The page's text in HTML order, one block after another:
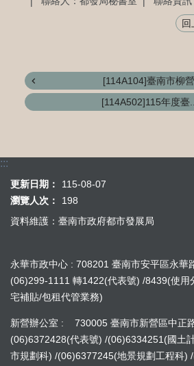
[114A104]臺南市柳
[114A502]115年度臺
:::
更新日期：
115-08-07
瀏覽人次：
198
資料維護：臺南市政府都市發展局
永華市政中心 : 708201 臺南市安平區永
(06)299-1111 轉1422(代表號) /8439(使用
宅補貼/包租代管業務)
新營辦公室 : 730005 臺南市新營區中
(06)6372428(代表號) /(06)6334251(國土
市規劃科) /(06)6377245(地景規劃工程科)